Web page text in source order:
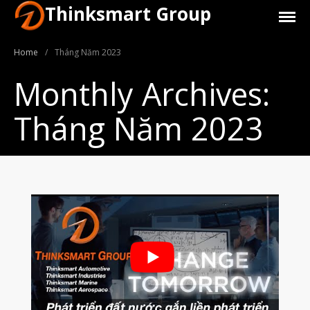
Sản Phẩm
Máy In 3D Để Bàn Formlabs U.S.
Máy In 3D SLA Công Nghiệp
Máy in 3D EOS
Máy in 3D nhựa PEEK EXT 220
MED | 3D SYSTEM
Thinksmart Group
Home / Tháng Năm 2023
Monthly Archives:
Tháng Năm 2023